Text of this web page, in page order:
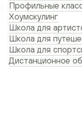
Профильные
Хоумскулинг
Школа для
Школа для
Школа для
Дистанционное